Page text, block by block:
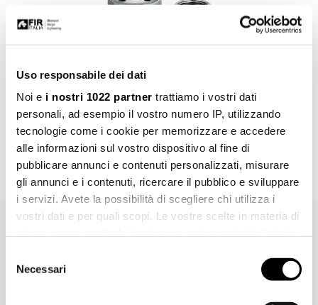
Uso responsabile dei dati
Noi e i nostri 1022 partner trattiamo i vostri dati
personali, ad esempio il vostro numero IP, utilizzando
tecnologie come i cookie per memorizzare e accedere
alle informazioni sul vostro dispositivo al fine di
pubblicare annunci e contenuti personalizzati, misurare
gli annunci e i contenuti, ricercare il pubblico e sviluppare
i servizi. Avete la possibilità di scegliere chi utilizza i
vostri dati e per quali scopi. Le vostre scelte in materia di
modificare o revocare il proprio consenso in qualsiasi
momento dalla Dichiarazione sui cookie o facendo clic
delNecessari
Art. 0500384
Extension kit for built-in part for wall-mounted wash basin mixer,
mixer installation LEFT, 20 mm long.
Trademarks, images, technical drawings, texts and further contents of
protected by copyright and by trademark right. Fraudulent reproduction,
further elaboration or further uses with electronic media, for private or